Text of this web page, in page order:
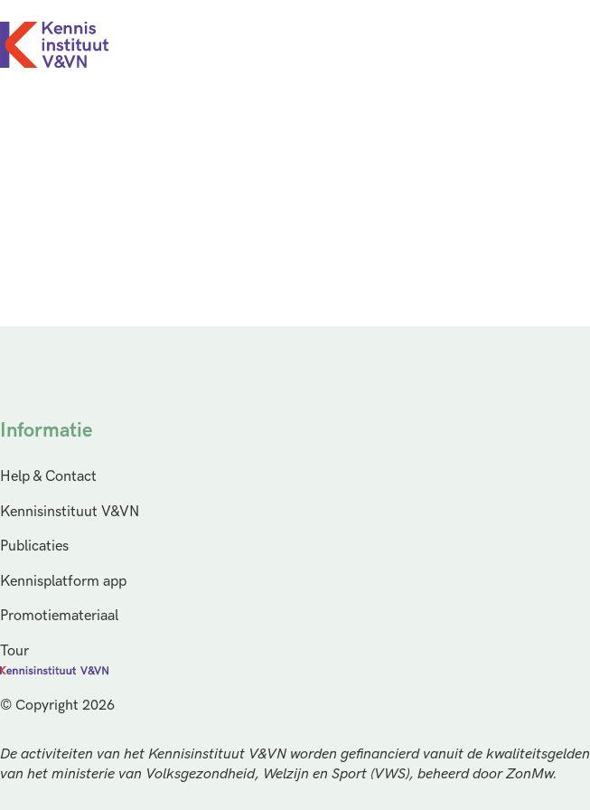
Informatie
Help & Contact
Kennisinstituut V&VN
Publicaties
Kennisplatform app
Promotiemateriaal
Tour
© Copyright 2026
De activiteiten van het Kennisinstituut V&VN worden gefinancierd vanuit de kwaliteitsgelden
van het ministerie van Volksgezondheid, Welzijn en Sport (VWS), beheerd door ZonMw.